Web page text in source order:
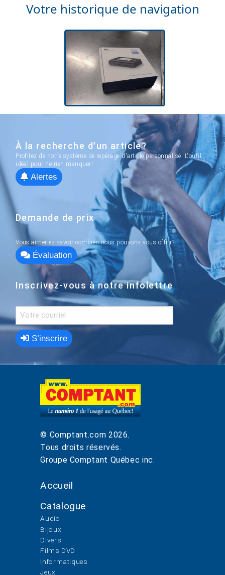
Votre historique de navigation
À la recherche d'un article?
Profitez de notre système de repérage d'article personnalisé. L'outil
idéal pour ne rien manquer!
Alertes
Demande de prix
Vous aimeriez savoir combien nous pouvons vous offrir?
Évaluation
Inscrivez-vous à notre infolettre
S’inscrire
© Comptant.com 2026.
Tous droits réservés.
Groupe Comptant Québec inc.
Accueil
Catalogue
Audio
Bijoux
Divers
Films DVD
Informatiques
Jeux